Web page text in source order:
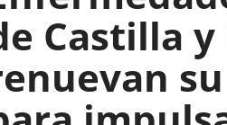
Castilla y